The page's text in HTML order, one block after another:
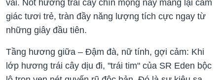
vải. Nốt hương trái cây chín mọng này mang lại cảm
giác tươi trẻ, tràn đầy năng lượng tích cực ngay từ
những giây đầu tiên.
Tầng hương giữa – Đậm đà, nữ tính, gợi cảm: Khi
lớp hương trái cây dịu đi, "trái tim" của SR Eden bộc